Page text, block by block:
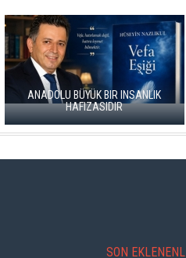
ORHAN PAMUK'UN
ÇEKMECESİNDEN:
RESİMLER
SON